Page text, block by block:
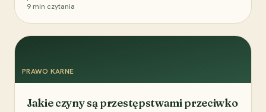
9 min czytania
PRAWO KARNE
Jakie czyny są przestępstwami przeciwko